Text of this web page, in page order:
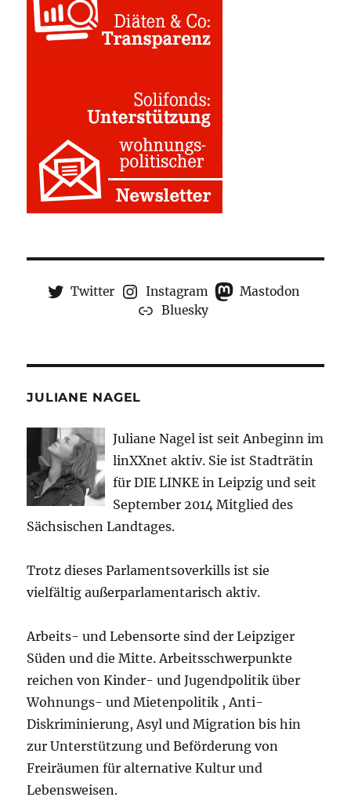
Twitter Instagram
Mastodon
Bluesky
JULIANE NAGEL
Juliane Nagel ist seit Anbeginn im
linXXnet aktiv. Sie ist Stadträtin
für DIE LINKE in Leipzig und seit
September 2014 Mitglied des
Sächsischen Landtages.
Trotz dieses Parlamentsoverkills ist sie
vielfältig außerparlamentarisch aktiv.
Arbeits- und Lebensorte sind der Leipziger
Süden und die Mitte. Arbeitsschwerpunkte
reichen von Kinder- und Jugendpolitik über
Wohnungs- und Mietenpolitik , Anti-
Diskriminierung, Asyl und Migration bis hin
zur Unterstützung und Beförderung von
Freiräumen für alternative Kultur und
Lebensweisen.